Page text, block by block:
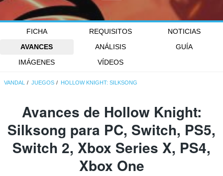
FICHA REQUISITOS
NOTICIAS
AVANCES
ANÁLISIS
GUÍA
IMÁGENES
VÍDEOS
VANDAL JUEGOS HOLLOW KNIGHT: SILKSONG
Avances de Hollow Knight:
Silksong para PC, Switch, PS5,
Switch 2, Xbox Series X, PS4,
Xbox One